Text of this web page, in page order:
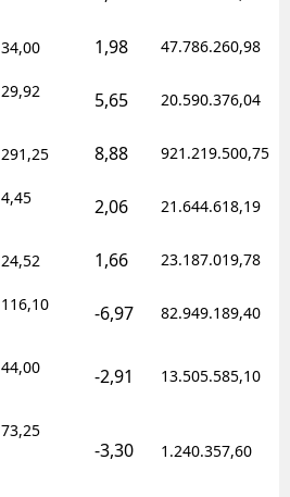
34,00 1,98 47.786.260,98
29,92 5,65 20.590.376,04
291,25 8,88 921.219.500,75
4,45 2,06 21.644.618,19
24,52 1,66 23.187.019,78
116,10 -6,97 82.949.189,40
44,00 -2,91 13.505.585,10
73,25
-3,30 1.240.357,60